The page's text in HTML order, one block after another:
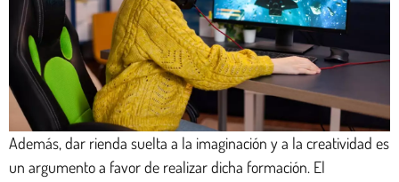
Además, dar rienda suelta a la imaginación y a la creatividad es
un argumento a favor de realizar dicha formación. El